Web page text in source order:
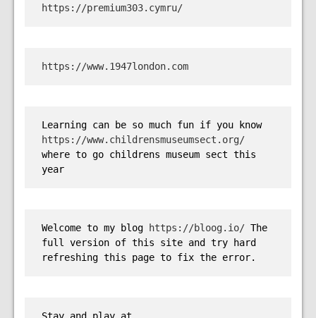
https://premium303.cymru/
https://www.1947london.com
Learning can be so much fun if you know
https://www.childrensmuseumsect.org/
where to go childrens museum sect this
year
Welcome to my blog https://bloog.io/ The
full version of this site and try hard
refreshing this page to fix the error.